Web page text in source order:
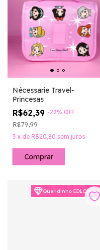
Nécessarie Travel-
Princesas
R$62,39 -22% OFF
R$79,99
3 x de R$20,80 sem juros
Queridinho EDLOVERS